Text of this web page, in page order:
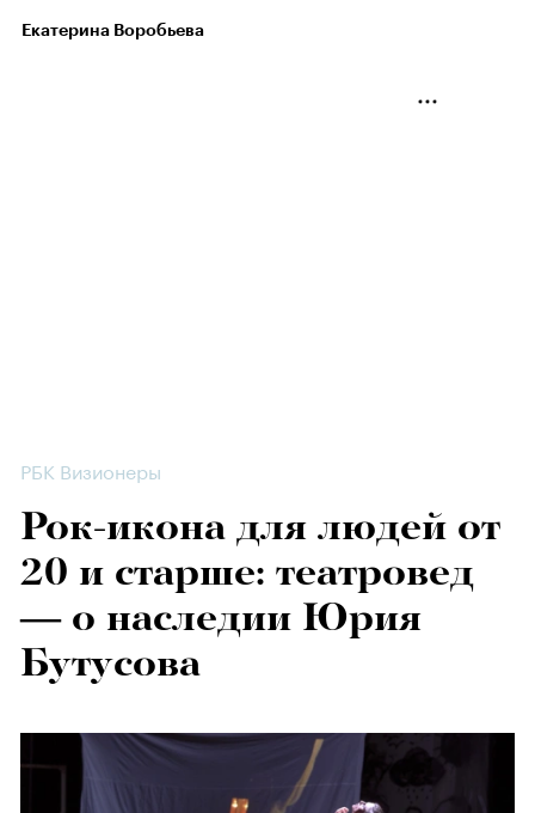
Екатерина Воробьева
РБК Визионеры
Рок-икона для людей от
20 и старше: театровед
— о наследии Юрия
Бутусова